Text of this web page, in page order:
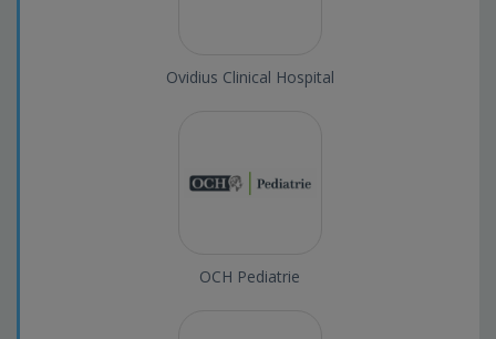
Ovidius Clinical Hospital
OCH Pediatrie